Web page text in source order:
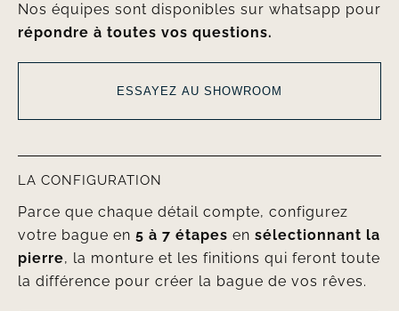
Nos équipes sont disponibles sur whatsapp pour
répondre à toutes vos questions.
ESSAYEZ AU SHOWROOM
LA CONFIGURATION
Parce que chaque détail compte, configurez
votre bague en 5 à 7 étapes en sélectionnant la
pierre, la monture et les finitions qui feront toute
la différence pour créer la bague de vos rêves.